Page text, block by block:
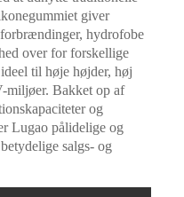
giver
hydrofobe
over for forskellige
til høje højder, høj
miljøer. Bakket op af
og
Lugao pålidelige og
salgs- og